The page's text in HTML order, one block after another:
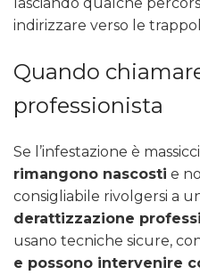
indirizzare verso le
Quando
professionista
Se l’infestazione è
rimangono nascosti e
consigliabile rivolgersi a
derattizzazione
usano tecniche sicure,
e possono intervenire